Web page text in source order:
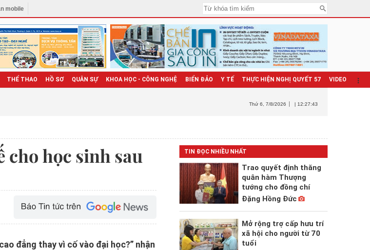
mobile
THỂ THAO HỒ SƠ QUÂN SỰ KHOA HỌC - CÔNG NGHỆ BIỂN ĐẢO Y TẾ THỰC HIỆN NGHỊ QUYẾT 57 VIDEO
Thứ 6 , 7/8/2026 | 12:27:44
cho học sinh sau
đẳng thay vì cố vào đại học?” nhận
TIN ĐỌC NHIỀU NHẤT
Trao quyết định thăng
quân hàm Thượng
tướng cho đồng chí
Đặng Hồng Đức
Mở rộng trợ cấp hưu trí
xã hội cho người từ 70
tuổi